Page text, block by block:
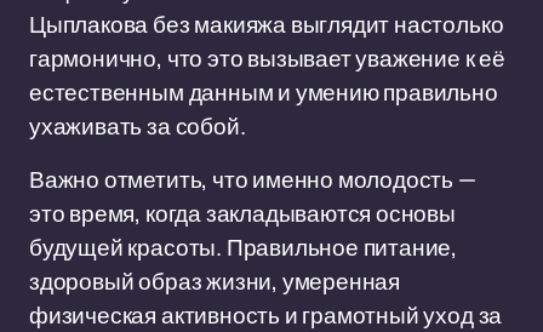
Цыплакова без макияжа выглядит настолько
гармонично, что это вызывает уважение к её
естественным данным и умению правильно
ухаживать за собой.
Важно отметить, что именно молодость —
это время, когда закладываются основы
будущей красоты. Правильное питание,
здоровый образ жизни, умеренная
физическая активность и грамотный уход за